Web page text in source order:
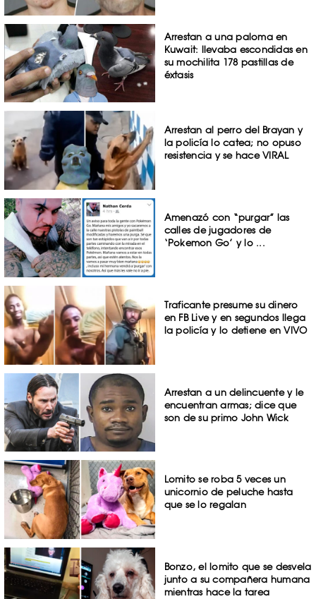
Arrestan a una paloma en
Kuwait: llevaba escondidas en
su mochilita 178 pastillas de
éxtasis
Arrestan al perro del Brayan y
la policía lo catea; no opuso
resistencia y se hace VIRAL
Amenazó con “purgar” las
calles de jugadores de
‘Pokemon Go’ y lo ...
Traficante presume su dinero
en FB Live y en segundos llega
la policía y lo detiene en VIVO
Arrestan a un delincuente y le
encuentran armas; dice que
son de su primo John Wick
Lomito se roba 5 veces un
unicornio de peluche hasta
que se lo regalan
Bonzo, el lomito que se desvela
junto a su compañera humana
mientras hace la tarea